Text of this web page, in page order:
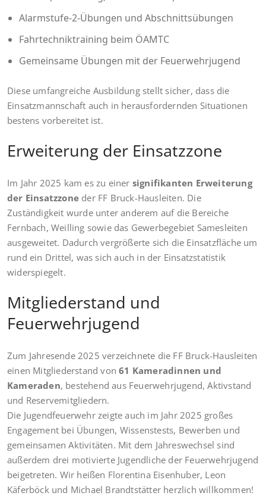
Alarmstufe-2-Übungen und Abschnittsübungen
Fahrtechniktraining beim ÖAMTC
Gemeinsame Übungen mit der Feuerwehrjugend
Diese umfangreiche Ausbildung stellt sicher, dass die
Einsatzmannschaft auch in herausfordernden Situationen
bestens vorbereitet ist.
Erweiterung der Einsatzzone
Im Jahr 2025 kam es zu einer signifikanten Erweiterung
der Einsatzzone der FF Bruck-Hausleiten. Die
Zuständigkeit wurde unter anderem auf die Bereiche
Fernbach, Weilling sowie das Gewerbegebiet Samesleiten
ausgeweitet. Dadurch vergrößerte sich die Einsatzfläche um
rund ein Drittel, was sich auch in der Einsatzstatistik
widerspiegelt.
Mitgliederstand und
Feuerwehrjugend
Zum Jahresende 2025 verzeichnete die FF Bruck-Hausleiten
einen Mitgliederstand von61 Kameradinnen und
Kameraden, bestehend aus Feuerwehrjugend, Aktivstand
und Reservemitgliedern.
Die Jugendfeuerwehr zeigte auch im Jahr 2025 großes
Engagement bei Übungen, Wissenstests, Bewerben und
gemeinsamen Aktivitäten. Mit dem Jahreswechsel sind
außerdem drei motivierte Jugendliche der Feuerwehrjugend
beigetreten. Wir heißen Florentina Eisenhuber, Leon
Käferböck und Michael Brandtstätter herzlich willkommen!